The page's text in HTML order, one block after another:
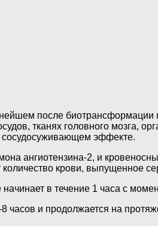
после
тканях головного мозга,
сосудосуживающем эффекте.
ангиотензина-2, и
крови, выпущенное
в течение 1 часа с
часов и продолжается на